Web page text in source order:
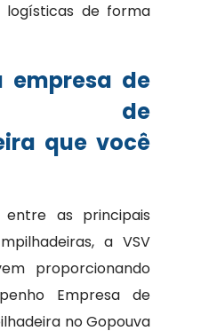
logísticas de forma
empresa de
de
que você
entre as principais
a VSV
proporcionando
Empresa de
no Gopouva